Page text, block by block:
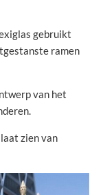
gebruikt
ramen
van het
zien van